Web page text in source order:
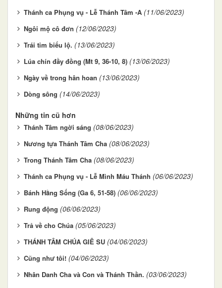
Thánh ca Phụng vụ - Lễ Thánh Tâm -A (11/06/2023)
Ngôi mộ cô đơn (12/06/2023)
Trái tim biểu lộ. (13/06/2023)
Lúa chín đầy đồng (Mt 9, 36-10, 8) (13/06/2023)
Ngày về trong hân hoan (13/06/2023)
Dòng sông (14/06/2023)
Những tin cũ hơn
Thánh Tâm ngời sáng (08/06/2023)
Nương tựa Thánh Tâm Cha (08/06/2023)
Trong Thánh Tâm Cha (08/06/2023)
Thánh ca Phụng vụ - Lễ Mình Máu Thánh (06/06/2023)
Bánh Hằng Sống (Ga 6, 51-58) (06/06/2023)
Rung động (06/06/2023)
Trả về cho Chúa (05/06/2023)
THÁNH TÂM CHÚA GIÊ SU (04/06/2023)
Cũng như tôi! (04/06/2023)
Nhân Danh Cha và Con và Thánh Thần. (03/06/2023)